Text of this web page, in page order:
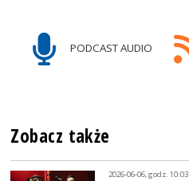
PODCAST AUDIO
Zobacz także
2026-06-06, godz. 10:03